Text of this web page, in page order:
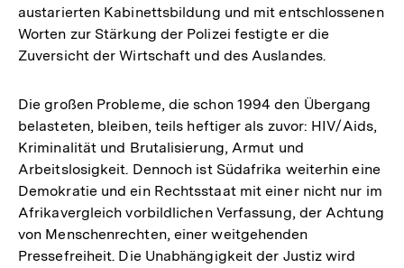
austarierten Kabinettsbildung und mit entschlossenen
Worten zur Stärkung der Polizei festigte er die
Zuversicht der Wirtschaft und des Auslandes.
Die großen Probleme, die schon 1994 den Übergang
belasteten, bleiben, teils heftiger als zuvor: HIV/Aids,
Kriminalität und Brutalisierung, Armut und
Arbeitslosigkeit. Dennoch ist Südafrika weiterhin eine
Demokratie und ein Rechtsstaat mit einer nicht nur im
Afrikavergleich vorbildlichen Verfassung, der Achtung
von Menschenrechten, einer weitgehenden
Pressefreiheit. Die Unabhängigkeit der Justiz wird